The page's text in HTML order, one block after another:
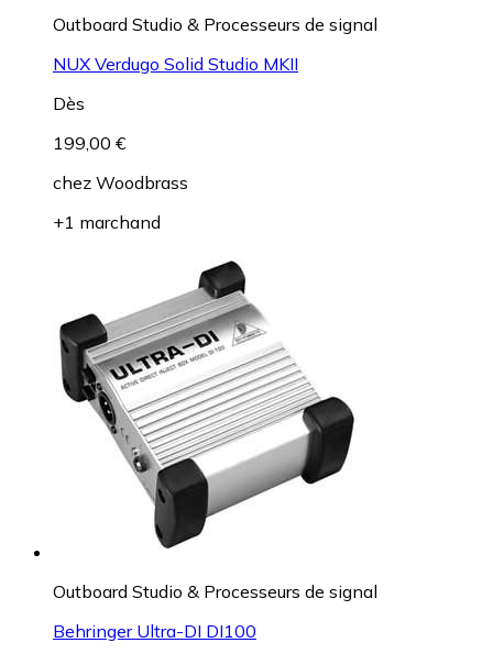
Outboard Studio & Processeurs de signal
NUX Verdugo Solid Studio MKII
Dès
199,00 €
chez Woodbrass
+1 marchand
Outboard Studio & Processeurs de signal
Behringer Ultra-DI DI100